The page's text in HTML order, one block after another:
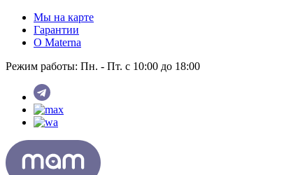
Мы на карте
Гарантии
O Materna
Режим работы: Пн. - Пт. с 10:00 до 18:00